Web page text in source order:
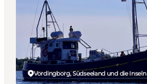
Events
Essen
Unterkunft
Reise planen
Vordingborg, Südseeland und die Inseln